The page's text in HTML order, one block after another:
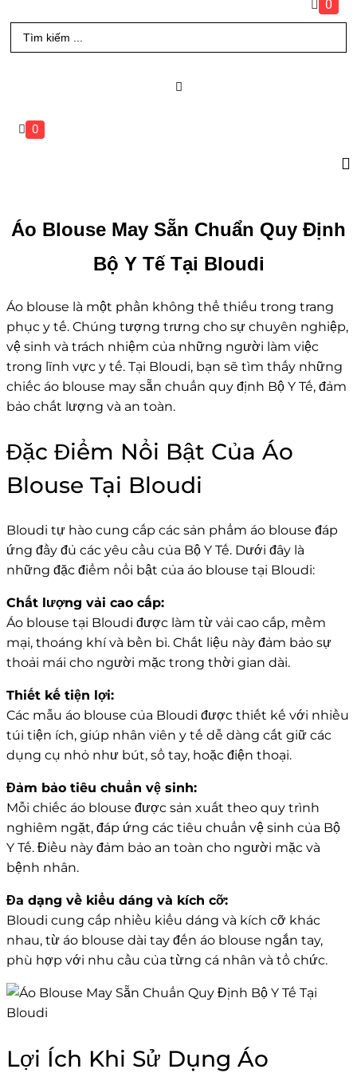
0
Search
...
0
Áo Blouse May Sẵn Chuẩn Quy Định
Bộ Y Tế Tại Bloudi
Áo blouse là một phần không thể thiếu trong trang
phục y tế. Chúng tượng trưng cho sự chuyên nghiệp,
vệ sinh và trách nhiệm của những người làm việc
trong lĩnh vực y tế. Tại Bloudi, bạn sẽ tìm thấy những
chiếc áo blouse may sẵn chuẩn quy định Bộ Y Tế, đảm
bảo chất lượng và an toàn.
Đặc Điểm Nổi Bật Của Áo
Blouse Tại Bloudi
Bloudi tự hào cung cấp các sản phẩm áo blouse đáp
ứng đầy đủ các yêu cầu của Bộ Y Tế. Dưới đây là
những đặc điểm nổi bật của áo blouse tại Bloudi:
Chất lượng vải cao cấp:
Áo blouse tại Bloudi được làm từ vải cao cấp, mềm
mại, thoáng khí và bền bỉ. Chất liệu này đảm bảo sự
thoải mái cho người mặc trong thời gian dài.
Thiết kế tiện lợi:
Các mẫu áo blouse của Bloudi được thiết kế với nhiều
túi tiện ích, giúp nhân viên y tế dễ dàng cất giữ các
dụng cụ nhỏ như bút, sổ tay, hoặc điện thoại.
Đảm bảo tiêu chuẩn vệ sinh:
Mỗi chiếc áo blouse được sản xuất theo quy trình
nghiêm ngặt, đáp ứng các tiêu chuẩn vệ sinh của Bộ
Y Tế. Điều này đảm bảo an toàn cho người mặc và
bệnh nhân.
Đa dạng về kiểu dáng và kích cỡ:
Bloudi cung cấp nhiều kiểu dáng và kích cỡ khác
nhau, từ áo blouse dài tay đến áo blouse ngắn tay,
phù hợp với nhu cầu của từng cá nhân và tổ chức.
Lợi Ích Khi Sử Dụng Áo